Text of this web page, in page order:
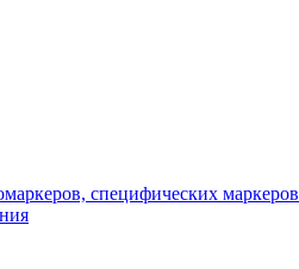
специфических маркеров